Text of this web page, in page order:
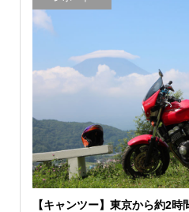
【キャンツー】東京から約2